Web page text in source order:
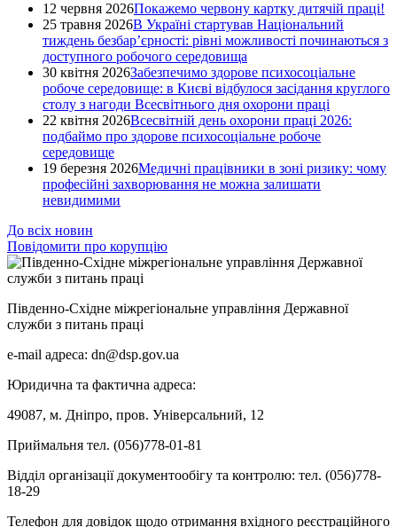
12 червня 2026Покажемо червону картку дитячій праці!
25 травня 2026В Україні стартував Національний
тиждень безбар’єрності: рівні можливості починаються з
доступного робочого середовища
30 квітня 2026Забезпечимо здорове психосоціальне
робоче середовище: в Києві відбулося засідання круглого
столу з нагоди Всесвітнього дня охорони праці
22 квітня 2026Всесвітній день охорони праці 2026:
подбаймо про здорове психосоціальне робоче
середовище
19 березня 2026Медичні працівники в зоні ризику: чому
професійні захворювання не можна залишати
невидимими
До всіх новин
Повідомити про корупцію
Південно-Східне міжрегіональне управління Державної
служби з питань праці
e-mail адреса: dn@dsp.gov.ua
Юридична та фактична адреса:
49087, м. Дніпро, пров. Універсальний, 12
Приймальня тел. (056)778-01-81
Відділ організації документообігу та контролю: тел. (056)778-
18-29
Телефон для довідок щодо отримання вхідного реєстраційного